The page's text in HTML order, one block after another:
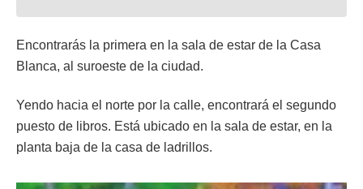
Encontrarás la primera en la sala de estar de la Casa
Blanca, al suroeste de la ciudad.
Yendo hacia el norte por la calle, encontrará el segundo
puesto de libros. Está ubicado en la sala de estar, en la
planta baja de la casa de ladrillos.